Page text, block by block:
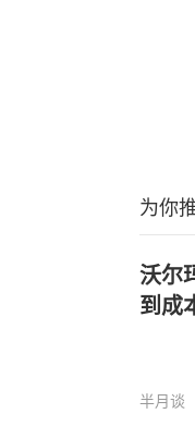
为你
沃尔
到成
半月谈